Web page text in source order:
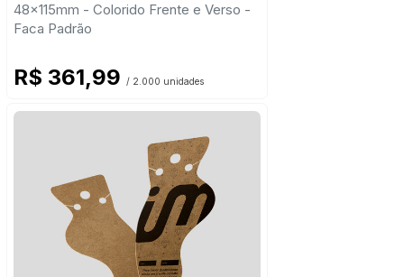
48x115mm - Colorido Frente e Verso -
Faca Padrão
R$ 361,99 / 2.000 unidades